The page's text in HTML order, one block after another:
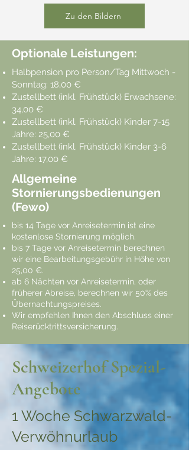
Zu den Bildern
Optionale Leistungen:
Halbpension pro Person/Tag Mittwoch -
Sonntag: 18,00 €
Zustellbett (inkl. Frühstück) Erwachsene:
34,00 €
Zustellbett (inkl. Frühstück) Kinder 7-15
Jahre: 25,00 €
Zustellbett (inkl. Frühstück) Kinder 3-6
Jahre: 17,00 €
Allgemeine
Stornierungsbedienungen
(Fewo)
bis 14 Tage vor Anreisetermin ist eine
kostenlose Stornierung möglich.
bis 7 Tage vor Anreisetermin berechnen
wir eine Bearbeitungsgebühr in Höhe von
25,00 €.
ab 6 Nächten vor Anreisetermin, oder
früherer Abreise, berechnen wir 50% des
Übernachtungspreises.
Wir empfehlen Ihnen den Abschluss einer
Reiserücktrittsversicherung.
Schweizerhof Spezial-
Angebote
1 Woche Schwarzwald-
Verwöhnurlaub